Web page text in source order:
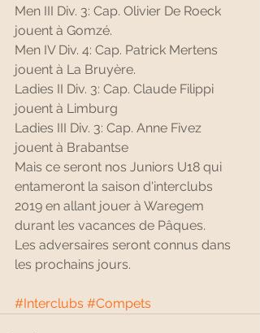
Men III Div. 3: Cap. Olivier De Roeck
jouent à Gomzé.
Men IV Div. 4: Cap. Patrick Mertens
jouent à La Bruyère.
Ladies II Div. 3: Cap. Claude Filippi
jouent à Limburg
Ladies III Div. 3: Cap. Anne Fivez
jouent à Brabantse
Mais ce seront nos Juniors U18 qui
entameront la saison d'interclubs
2019 en allant jouer à Waregem
durant les vacances de Pâques.
Les adversaires seront connus dans
les prochains jours.
#Interclubs #Compets